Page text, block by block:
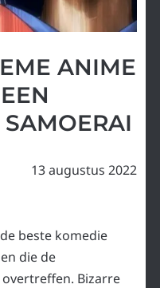
ANIME
13 augustus 2022
beste komedie
die de
Bizarre